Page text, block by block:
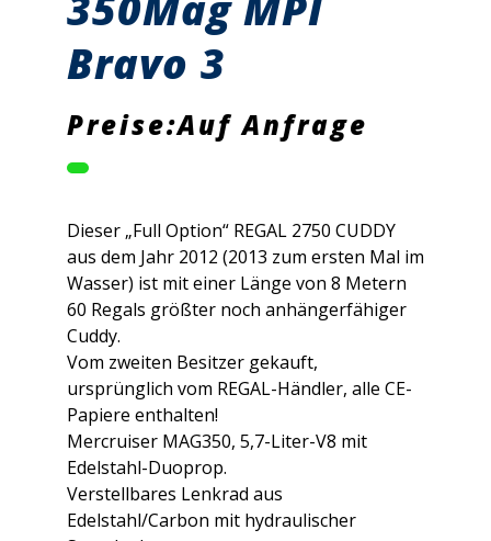
Bravo 3
Preise:Auf Anfrage
Dieser „Full Option“ REGAL 2750 CUDDY
aus dem Jahr 2012 (2013 zum ersten Mal im
Wasser) ist mit einer Länge von 8 Metern
60 Regals größter noch anhängerfähiger
Cuddy.
Vom zweiten Besitzer gekauft,
ursprünglich vom REGAL-Händler, alle CE-
Papiere enthalten!
Mercruiser MAG350, 5,7-Liter-V8 mit
Edelstahl-Duoprop.
Verstellbares Lenkrad aus
Edelstahl/Carbon mit hydraulischer